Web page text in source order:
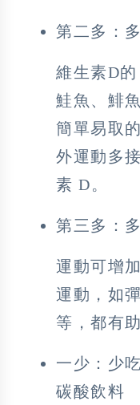
第二多：
維生素D的
鮭魚、鯡
簡單易取
外運動多
素 D。
第三多：
運動可增
運動，如
等，都有
一少：少
碳酸飲料